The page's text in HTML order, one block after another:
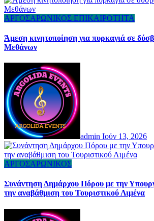
ΑΡΓΟΣΑΡΩΝΙΚΟΣ ΕΠΙΚΑΙΡΟΤΗΤΑ
Άμεση κινητοποίηση για πυρκαγιά σε
Μεθάνων
admin Ιούν 13, 2026
ΑΡΓΟΣΑΡΩΝΙΚΟΣ
Συνάντηση Δημάρχου Πόρου με την
την αναβάθμιση του Τουριστικού Λιμένα